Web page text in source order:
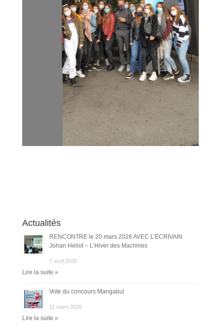
Actualités
RENCONTRE le 20 mars 2026 AVEC L’ÉCRIVAIN
Johan Heliot – L’Hiver des Machines
7 avril 2026
Lire la suite »
Vote du concours Mangabul
11 mars 2026
Lire la suite »